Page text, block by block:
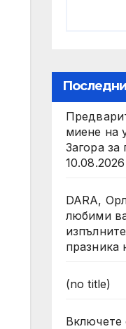
миене на
Загора за
DARA,
любими
празника
(no title)
Включете